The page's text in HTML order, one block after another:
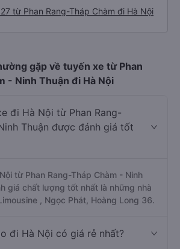
từ Phan Rang-Tháp Chàm đi Hà Nội
gặp về tuyến xe từ Phan
- Ninh Thuận đi Hà Nội
đi Hà Nội từ Phan Rang-
Thuận được đánh giá tốt
từ Phan Rang-Tháp Chàm - Ninh
giá chất lượng tốt nhất là những nhà
, Ngọc Phát, Hoàng Long 36.
đi Hà Nội có giá rẻ nhất?